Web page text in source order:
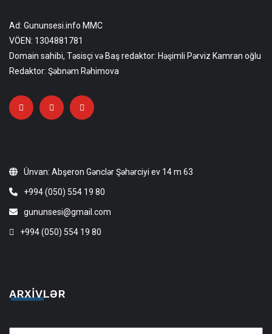
Ad: Gununsesi.info MMC
VÖEN: 1304881781
Domain sahibi, Təsisçi və Baş redaktor: Həşimli Pərviz Kamran oğlu
Redaktor: Şəbnəm Rəhimova
Ünvan: Abşeron Gənclər Şəhərciyi ev 14 m 63
+994 (050) 554 19 80
gununsesi@gmail.com
+994 (050) 554 19 80
ARXIVLƏR
Arxivlər